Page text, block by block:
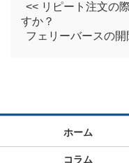
<< リピート注文の
すか？
フェリーバースの
ホーム
コラム